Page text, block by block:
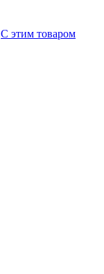
С этим товаром